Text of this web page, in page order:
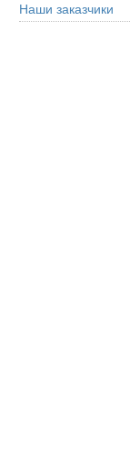
Наши заказчики